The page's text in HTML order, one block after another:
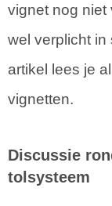
vignet nog niet
wel verplicht in
artikel lees je
vignetten.
Discussie
tolsysteem